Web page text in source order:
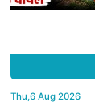
Thu,6 Aug 2026